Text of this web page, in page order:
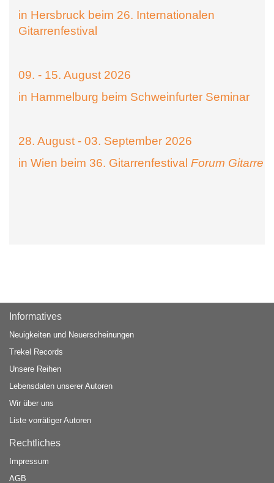
in Hersbruck beim 26. Internationalen
Gitarrenfestival
09. - 15. August 2026
in Hammelburg beim Schweinfurter Seminar
28. August - 03. September 2026
in Wien beim 36. Gitarrenfestival Forum Gitarre
Informatives
Neuigkeiten und Neuerscheinungen
Trekel Records
Unsere Reihen
Lebensdaten unserer Autoren
Wir über uns
Liste vorrätiger Autoren
Rechtliches
Impressum
AGB